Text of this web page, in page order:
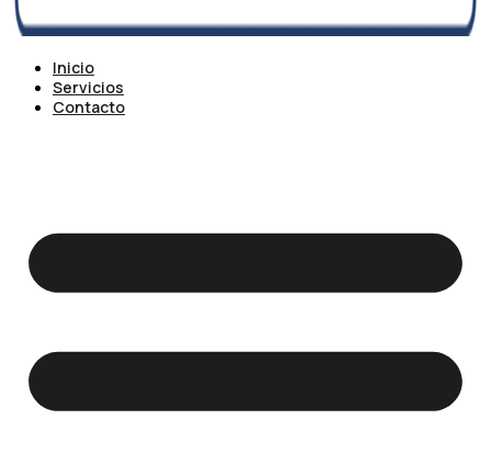
Inicio
Servicios
Contacto